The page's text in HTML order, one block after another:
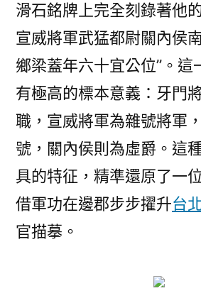
滑石銘牌上完全刻錄著他
宣威將軍武猛都尉關內侯
鄉梁蓋年六十宜公位”。這
有極高的標本意義：牙門
職，宣威將軍為雜號將軍
號，關內侯則為虛爵。這
具的特征，精準還原了一
借軍功在邊郡步步擢升台
官描摹。